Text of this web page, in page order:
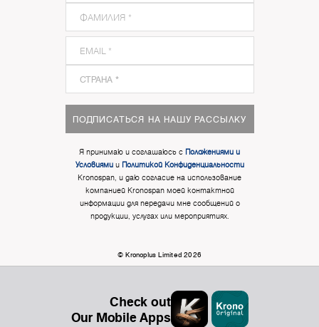
ПОДПИСАТЬСЯ НА НАШУ РАССЫЛКУ
Я принимаю и соглашаюсь с Положениями и
Условиямии Политикой Конфиденциальности
Kronospan, и даю согласие на использование
компанией Kronospan моей контактной
информации для передачи мне сообщений о
продукции, услугах или мероприятиях.
© Kronoplus Limited 2026
Check out
Our Mobile Apps